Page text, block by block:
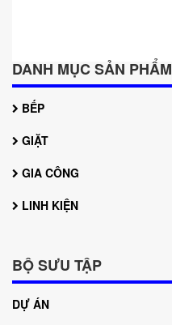
DANH MỤC SẢN PHẨM
BẾP
GIẶT
GIA CÔNG
LINH KIỆN
BỘ SƯU TẬP
DỰ ÁN